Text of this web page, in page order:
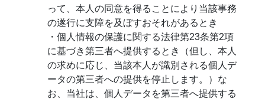
って、本人の同意を得ることにより当該事務
の遂行に支障を及ぼすおそれがあるとき
・個人情報の保護に関する法律第23条第2項
に基づき第三者へ提供するとき（但し、本人
の求めに応じ、当該本人が識別される個人デ
ータの第三者への提供を停止します。）な
お、当社は、個人データを第三者へ提供する